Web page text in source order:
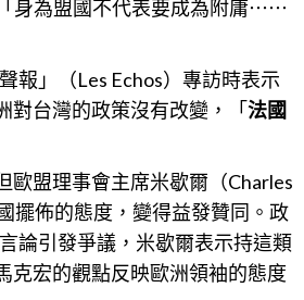
身為盟國不代表要成為附庸⋯⋯
報」（Les Echos）專訪時表示
對台灣的政策沒有改變，「法國
歐盟理事會主席米歇爾（Charles
擺佈的態度，變得益發贊同。政
論引發爭議，米歇爾表示持這類
克宏的觀點反映歐洲領袖的態度